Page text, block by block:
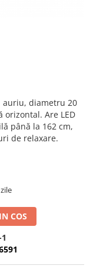
auriu, diametru 20
orizontal. Are LED
până la 162 cm,
de relaxare.
COS